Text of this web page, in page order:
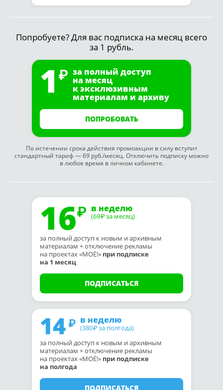
Попробуете? Для вас подписка на месяц всего
за 1 рубль.
1 за полный доступ
на месяц
к эксклюзивным
материалам и архиву
ПОПРОБОВАТЬ
По истечении срока действия промоакции в силу вступит
стандартный тариф — 69 руб./месяц. Отключить подписку можно
в любое время в личном кабинете.
16 в неделю
(69₽ за месяц)
за полный доступ к новым и архивным
материалам + отключение рекламы
на проектах «МОЁ!» при подписке
на 1 месяц
ПОДПИСАТЬСЯ
14 в неделю
(380₽ за полгода)
за полный доступ к новым и архивным
материалам + отключение рекламы
на проектах «МОЁ!» при подписке
на полгода
ПОДПИСАТЬСЯ